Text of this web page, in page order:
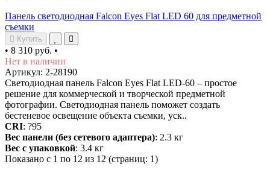
Панель светодиодная Falcon Eyes Flat LED 60 для предметной
съемки
Купить
• 8 310 руб. •
Нет в наличии
Артикул: 2-28190
Светодиодная панель Falcon Eyes Flat LED-60 – простое
решение для коммерческой и творческой предметной
фотографии. Светодиодная панель поможет создать
бестеневое освещение объекта съемки, уск..
CRI: ?95
Вес панели (без сетевого адаптера): 2.3 кг
Вес с упаковкой: 3.4 кг
Показано с 1 по 12 из 12 (страниц: 1)